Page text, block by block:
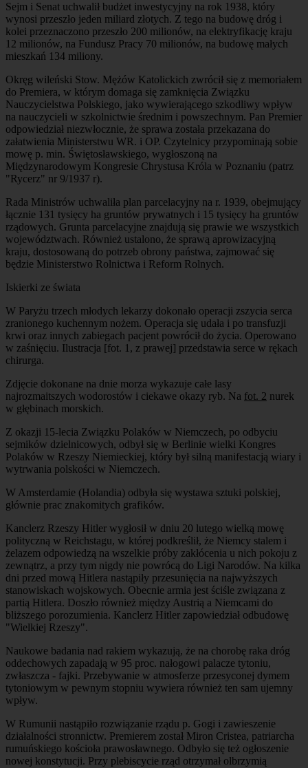
Sejm i Senat uchwalił budżet inwestycyjny na rok 1938, który
wynosi przeszło jeden miliard złotych. Z tego na budowę dróg i
kolei przeznaczono przeszło 200 milionów, na elektryfikację kraju
12 milionów, na Fundusz Pracy 70 milionów, na budowę małych
mieszkań 134 miliony.
Okręg wileński Stow. Mężów Katolickich zwrócił się z memoriałem
do Premiera, w którym domaga się zamknięcia Związku
Nauczycielstwa Polskiego, jako wywierającego szkodliwy wpływ
na nauczycieli w szkolnictwie średnim i powszechnym. Pan Premier
odpowiedział niezwłocznie, że sprawa została przekazana do
załatwienia Ministerstwu WR. i OP. Czytelnicy przypominają sobie
mowę p. min. Świętosławskiego, wygłoszoną na
Międzynarodowym Kongresie Chrystusa Króla w Poznaniu (patrz
"Rycerz" nr 9/1937 r).
Rada Ministrów uchwaliła plan parcelacyjny na r. 1939, obejmujący
łącznie 131 tysięcy ha gruntów prywatnych i 15 tysięcy ha gruntów
rządowych. Grunta parcelacyjne znajdują się prawie we wszystkich
województwach. Również ustalono, że sprawą aprowizacyjną
kraju, dostosowaną do potrzeb obrony państwa, zajmować się
będzie Ministerstwo Rolnictwa i Reform Rolnych.
Iskierki ze świata
W Paryżu trzech młodych lekarzy dokonało operacji zszycia serca
zranionego kuchennym nożem. Operacja się udała i po transfuzji
krwi oraz innych zabiegach pacjent powrócił do życia. Operowano
w zaśnięciu. Ilustracja [fot. 1, z prawej] przedstawia serce w rękach
chirurga.
Zdjęcie dokonane na dnie morza wykazuje całe lasy
najrozmaitszych wodorostów i ciekawe okazy ryb. Na fot. 2 nurek
w głębinach morskich.
Z okazji 15-lecia Związku Polaków w Niemczech, po odbyciu
sejmików dzielnicowych, odbył się w Berlinie wielki Kongres
Polaków w Rzeszy Niemieckiej, który był silną manifestacją wiary i
wytrwania polskości w Niemczech.
W Amsterdamie (Holandia) odbyła się wystawa sztuki polskiej,
głównie prac znakomitych grafików.
Kanclerz Rzeszy Hitler wygłosił w dniu 20 lutego wielką mowę
polityczną w Reichstagu, w której podkreślił, że Niemcy stalem i
żelazem odpowiedzą na wszelkie próby zakłócenia u nich pokoju z
zewnątrz, a przy tym nigdy nie powrócą do Ligi Narodów. Na kilka
dni przed mową Hitlera nastąpiły przesunięcia na najwyższych
stanowiskach wojskowych. Obecnie armia jest ściśle związana z
partią Hitlera. Doszło również między Austrią a Niemcami do
bliższego porozumienia. Kanclerz Hitler zapowiedział odbudowę
"Wielkiej Rzeszy".
Naukowe badania nad rakiem wykazują, że na chorobę raka dróg
oddechowych zapadają w 95 proc. nałogowi palacze tytoniu,
zwłaszcza - fajki. Przebywanie w atmosferze przesyconej dymem
tytoniowym w pewnym stopniu wywiera również ten sam ujemny
wpływ.
W Rumunii nastąpiło rozwiązanie rządu p. Gogi i zawieszenie
działalności stronnictw. Premierem został Miron Cristea, patriarcha
rumuńskiego kościoła prawosławnego. Odbyło się też ogłoszenie
nowej konstytucji. Przy plebiscycie rząd otrzymał olbrzymią